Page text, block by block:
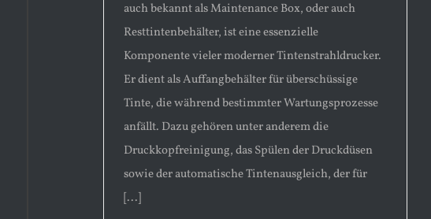
auch bekannt als Maintenance Box, oder auch
Resttintenbehälter, ist eine essenzielle
Komponente vieler moderner Tintenstrahldrucker.
Er dient als Auffangbehälter für überschüssige
Tinte, die während bestimmter Wartungsprozesse
anfällt. Dazu gehören unter anderem die
Druckkopfreinigung, das Spülen der Druckdüsen
sowie der automatische Tintenausgleich, der für
[...]